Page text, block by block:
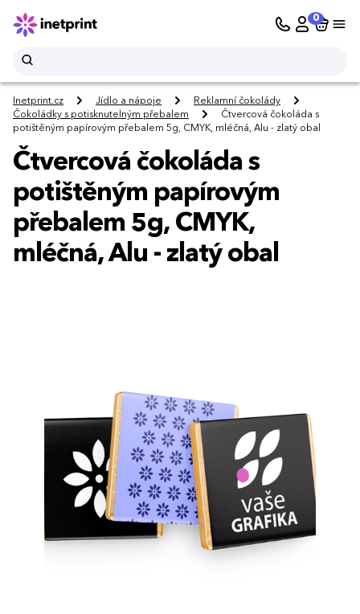
0
Inetprint.cz Jídlo a nápoje
Reklamní čokolády
Čokoládky s potisknutelným přebalem
Čtvercová čokoláda s
potištěným papírovým přebalem 5g, CMYK, mléčná, Alu - zlatý obal
Čtvercová čokoláda s
potištěným papírovým
přebalem 5g, CMYK,
mléčná, Alu - zlatý obal